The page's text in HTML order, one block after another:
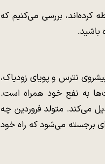
کرده‌اند، بررسی می‌کنیم که
باشید.
نترس و پویای زودیاک،
به نفع خود همراه است.
می‌کند. متولد فروردین چه
برجسته می‌شود که راه خود